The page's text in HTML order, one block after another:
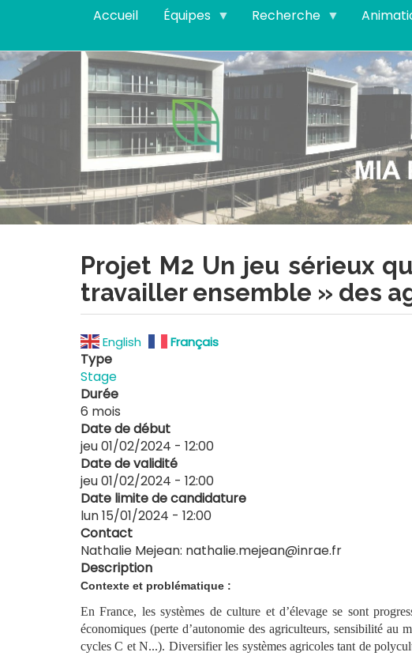
principal
Accueil Équipes Recherche
Projet M2 Un jeu sérieux
travailler ensemble » des
English Français
Type
Stage
Durée
6 mois
Date de début
jeu 01/02/2024 - 12:00
Date de validité
jeu 01/02/2024 - 12:00
Date limite de candidature
lun 15/01/2024 - 12:00
Contact
Nathalie Mejean: nathalie.mejean@inrae.fr
Description
Contexte et problématique :
En France, les systèmes de culture et d’élevage se sont
économiques (perte d’autonomie des agriculteurs, sensibilité
cycles C et N...). Diversifier les systèmes agricoles tant de